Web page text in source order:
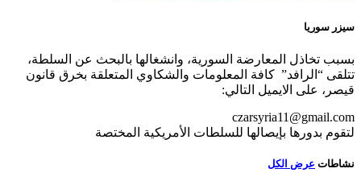
سيزر سوريا
بسبب تخاذل المعارضة السورية، وانشغالها بالبحث عن السلطة،
تتلقى “الرافد” كافة المعلومات والشكاوي المتعلقة بخرق قانون
قيصر، على الايميل التالي:
czarsyria11@gmail.com
لتقوم بدورها بإيصالها للسلطات الأمريكية المختصة
نشاطات عرض الكل